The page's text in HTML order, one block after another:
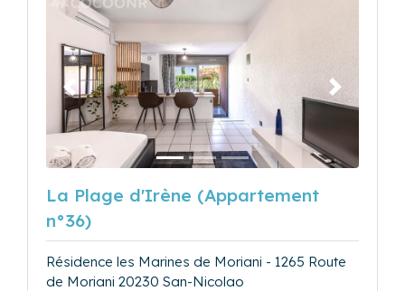
Précédent Suivant
La Plage d'Irène (Appartement
n°36)
Résidence les Marines de Moriani - 1265 Route
de Moriani 20230 San-Nicolao